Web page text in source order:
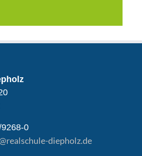
0
diepholz.de